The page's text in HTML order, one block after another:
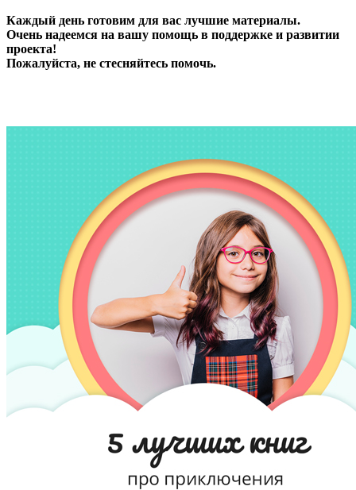
Каждый день готовим для вас лучшие материалы.
Очень надеемся на вашу помощь в поддержке и развитии
проекта!
Пожалуйста, не стесняйтесь помочь.